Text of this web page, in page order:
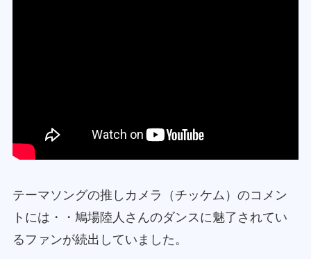
テーマソングの推しカメラ（チッケム）のコメン
トには・・鳩場陸人さんのダンスに魅了されてい
るファンが続出していました。